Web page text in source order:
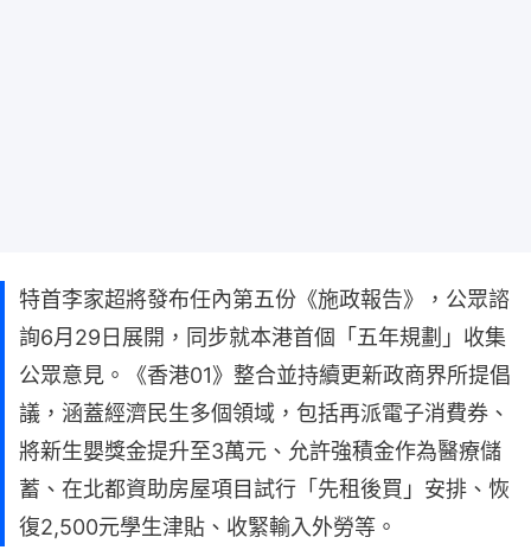
特首李家超將發布任內第五份《施政報告》，公眾諮
詢6月29日展開，同步就本港首個「五年規劃」收集
公眾意見。《香港01》整合並持續更新政商界所提倡
議，涵蓋經濟民生多個領域，包括再派電子消費券、
將新生嬰獎金提升至3萬元、允許強積金作為醫療儲
蓄、在北都資助房屋項目試行「先租後買」安排、恢
復2,500元學生津貼、收緊輸入外勞等。